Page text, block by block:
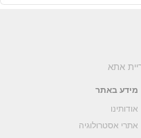
מידע באתר
אודותינו
אתרי אסטרולוגיה